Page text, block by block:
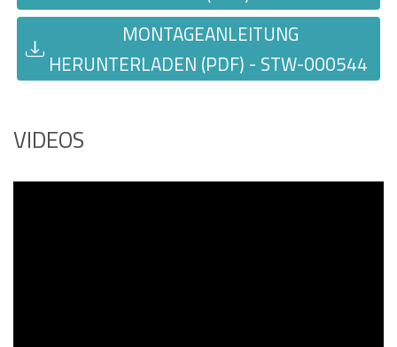
MONTAGEANLEITUNG
HERUNTERLADEN (PDF) - STW-000544
VIDEOS